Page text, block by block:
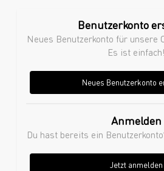
Benutzerkonto
Neues Benutzerkonto für unsere
Es ist einfach!
Neues Benutzerkonto
Anmelden
Du hast bereits ein
Jetzt anmelden